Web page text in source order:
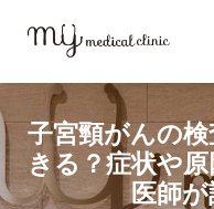
はできる？症状や原因、治療方
子宮頸がんの
きる？症状や
医師